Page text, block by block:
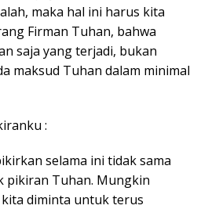
maka hal ini harus kita
Firman Tuhan, bahwa
saja yang terjadi, bukan
maksud Tuhan dalam minimal
:
selama ini tidak sama
pikiran Tuhan. Mungkin
diminta untuk terus